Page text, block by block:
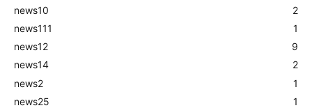
news10
2
news111
1
news12
9
news14
2
news2
1
news25
1